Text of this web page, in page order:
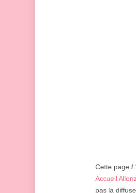
Cette page
Accueil
pas la